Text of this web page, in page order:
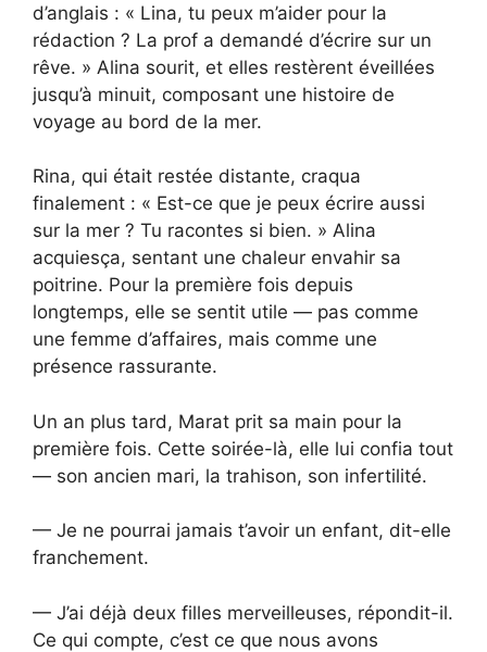
d’anglais : « Lina, tu peux m’aider pour la
rédaction ? La prof a demandé d’écrire sur un
rêve. » Alina sourit, et elles restèrent éveillées
jusqu’à minuit, composant une histoire de
voyage au bord de la mer.
Rina, qui était restée distante, craqua
finalement : « Est-ce que je peux écrire aussi
sur la mer ? Tu racontes si bien. » Alina
acquiesça, sentant une chaleur envahir sa
poitrine. Pour la première fois depuis
longtemps, elle se sentit utile — pas comme
une femme d’affaires, mais comme une
présence rassurante.
Un an plus tard, Marat prit sa main pour la
première fois. Cette soirée-là, elle lui confia tout
— son ancien mari, la trahison, son infertilité.
— Je ne pourrai jamais t’avoir un enfant, dit-elle
franchement.
— J’ai déjà deux filles merveilleuses, répondit-il.
Ce qui compte, c’est ce que nous avons